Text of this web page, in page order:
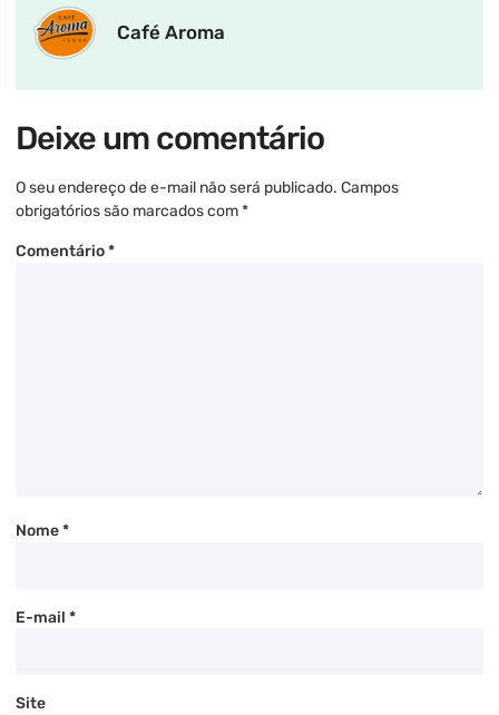
Café Aroma
Deixe um comentário
O seu endereço de e-mail não será publicado. Campos
obrigatórios são marcados com*
Comentário*
Nome*
E-mail *
Site